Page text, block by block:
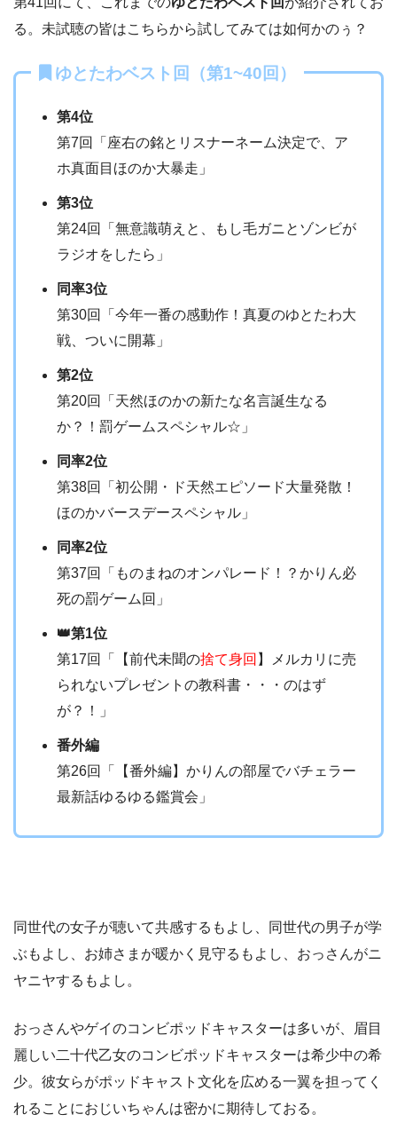
る。未試聴の皆はこちらから試してみては如何かのぅ？
ゆとたわベスト回（第1~40回）
第4位
第7回「座右の銘とリスナーネーム決定で、ア
ホ真面目ほのか大暴走」
第3位
第24回「無意識萌えと、もし毛ガニとゾンビが
ラジオをしたら」
同率3位
第30回「今年一番の感動作！真夏のゆとたわ大
戦、ついに開幕」
第2位
第20回「天然ほのかの新たな名言誕生なる
か？！罰ゲームスペシャル☆」
同率2位
第38回「初公開・ド天然エピソード大量発散！
ほのかバースデースペシャル」
同率2位
第37回「ものまねのオンパレード！？かりん必
死の罰ゲーム回」
👑第1位
第17回「【前代未聞の捨て身回 】メルカリに売
られないプレゼントの教科書・・・のはず
が？！」
番外編
第26回「【番外編】かりんの部屋でバチェラー
最新話ゆるゆる鑑賞会」
同世代の女子が聴いて共感するもよし、同世代の男子が学
ぶもよし、お姉さまが暖かく見守るもよし、おっさんがニ
ヤニヤするもよし。
おっさんやゲイのコンビポッドキャスターは多いが、眉目
麗しい二十代乙女のコンビポッドキャスターは希少中の希
少。彼女らがポッドキャスト文化を広める一翼を担ってく
れることにおじいちゃんは密かに期待しておる。